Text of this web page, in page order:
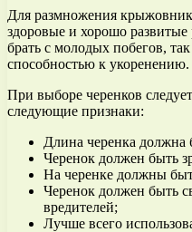
Для размножения
здоровые и хорошо
брать с молодых побегов,
способностью к укоренению.
При выборе черенков
следующие признаки:
Длина черенка должна
Черенок должен быть
На черенке должны
Черенок должен быть
вредителей;
Лучше всего